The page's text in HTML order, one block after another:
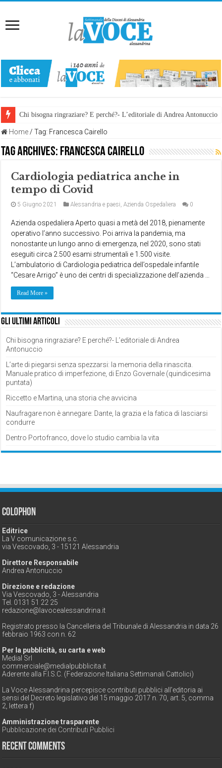
Chi bisogna ringraziare? E perché?- L’editoriale di Andrea Antonuccio
Home / Tag: Francesca Cairello
Tag Archives: Francesca Cairello
Cardiologia pediatrica anche in
tempo di Covid
5 Giugno 2021 Alessandria e paesi,Azienda Ospedaliera 0
Azienda ospedaliera Aperto quasi a metà del 2018, pienamente
operativo l’anno successivo. Poi arriva la pandemia, ma
nonostante un lungo anno di emergenza, nel 2020, sono stati
eseguiti circa 2.500 esami strumentali e 1.500 visite.
L’ambulatorio di Cardiologia pediatrica dell’ospedale infantile
“Cesare Arrigo” è uno dei centri di specializzazione dell’azienda …
Read More »
Gli ultimi articoli
Chi bisogna ringraziare? E perché?- L’editoriale di Andrea
Antonuccio
L’arte di piegarsi senza spezzarsi: la memoria della rinascita.
Manuale pratico di imperfezione, di Enzo Governale (quindicesima
puntata)
Riccetto e Martina, una storia che avvicina
Naufragare non è annegare: Dante, la grazia e la fatica di lasciarsi
condurre
Dentro Portofranco, dove lo studio cambia la vita
Colophon
Editrice
La V comunicazione s.c.
via Vescovado, 3 - 15121 Alessandria
Direttore Responsabile
Andrea Antonuccio
Direzione e redazione
Via Vescovado, 3 - Alessandria
Tel. 0131 51 22 25
redazione@lavocealessandrina.it
Registrato presso la Cancelleria del Tribunale di Alessandria in data 26
febbraio 1963 con n. 62
Per la pubblicità, su carta e web
Medial Srl
commerciale@medialpubblicita.it
Aderente alla F.I.S.C. (Federazione Italiana Settimanali Cattolici)
La Voce Alessandrina percepisce contributi pubblici all'editoria ai
sensi del Decreto legislativo del 15 maggio 2017 n. 70, art. 5, comma
2, lettera f)
Amministrazione trasparente
Pubblicazione dei Contributi Pubblici
Recent Comments